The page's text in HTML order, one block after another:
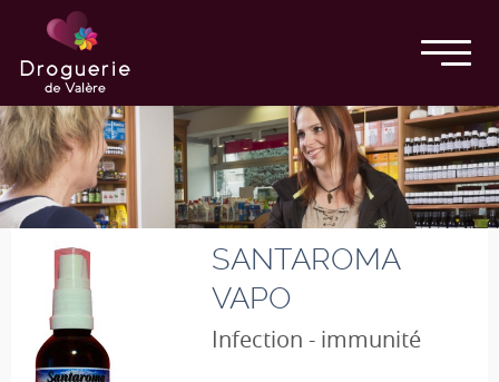
SANTAROMA
VAPO
Infection - immunité